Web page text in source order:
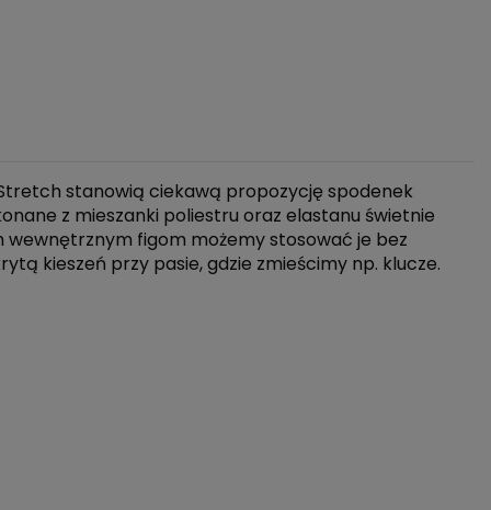
stanowią ciekawą propozycję spodenek
z mieszanki poliestru oraz elastanu świetnie
wewnętrznym figom możemy stosować je bez
kieszeń przy pasie, gdzie zmieścimy np. klucze.